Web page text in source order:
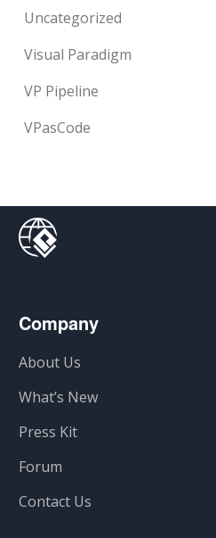
Uncategorized
Visual Paradigm
VP Pipeline
VPasCode
Company
About Us
What’s New
Press Kit
Forum
Contact Us